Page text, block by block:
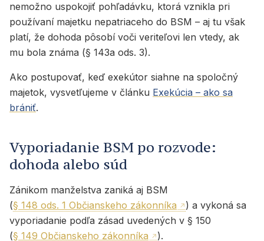
nemožno uspokojiť pohľadávku, ktorá vznikla pri
používaní majetku nepatriaceho do BSM – aj tu však
platí, že dohoda pôsobí voči veriteľovi len vtedy, ak
mu bola známa (§ 143a ods. 3).
Ako postupovať, keď exekútor siahne na spoločný
majetok, vysvetľujeme v článku Exekúcia – ako sa
brániť.
Vyporiadanie BSM po rozvode:
dohoda alebo súd
Zánikom manželstva zaniká aj BSM
(§ 148 ods. 1 Občianskeho zákonníka
) a vykoná sa
vyporiadanie podľa zásad uvedených v § 150
(§ 149 Občianskeho zákonníka ).